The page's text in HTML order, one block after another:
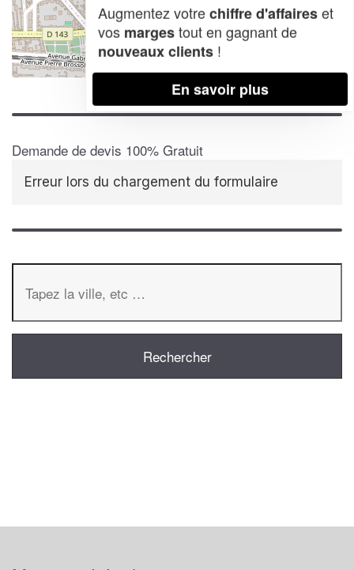
Leaflet| Map data ©OpenStreetMap contributors,CC-BY-SA
Demande de devis 100% Gratuit
Erreur lors du chargement du formulaire
Augmentez votrechiffre d'affaireset
vos margestout en gagnant de
nouveaux clients !
En savoir plus